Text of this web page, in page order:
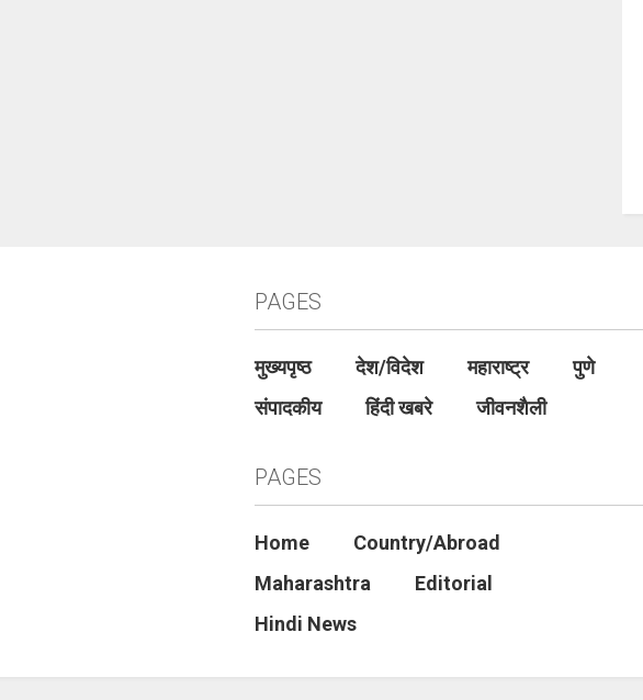
PAGES
मुख्यपृष्ठ देश/विदेश महाराष्ट्र
पुणे
संपादकीय
हिंदी खबरे जीवनशैली
PAGES
Home
Country/Abroad
Maharashtra
Editorial
Hindi News